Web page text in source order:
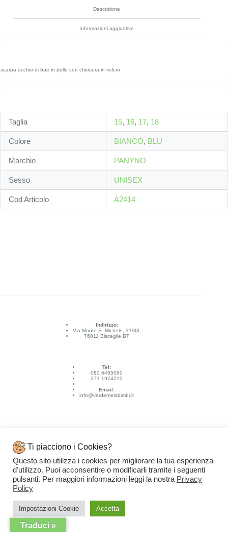
Descrizione
Informazioni aggiuntive
scarpa occhio di bue in pelle con chiusura in velcro
Taglia 15, 16, 17, 18
Colore BIANCO, BLU
Marchio PANYNO
Sesso UNISEX
Cod Articolo A2414
Indirizzo:
Via Monte S. Michele, 31/33,
76011 Bisceglie BT
Tel:
080 6455080
371 1974210
Email:
info@verdemelabimbi.it
Link Utili
Spedizioni e pagamenti
Condizioni di vendita
Ti piacciono i Cookies?
Questo sito utilizza i cookies per migliorare la tua esperienza
d'utilizzo. Puoi acconsentire o modificarli tramite i seguenti
pulsanti. Per maggiori informazioni leggi la nostra Privacy
Policy
Impostazioni Cookie Accetta
Traduci »